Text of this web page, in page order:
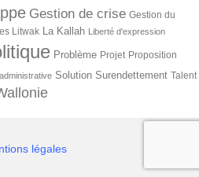
Gestion de crise Gestion du
Litwak La Kallah Liberté d'expression
Problème Projet Proposition
Solution Surendettement Talent
légales